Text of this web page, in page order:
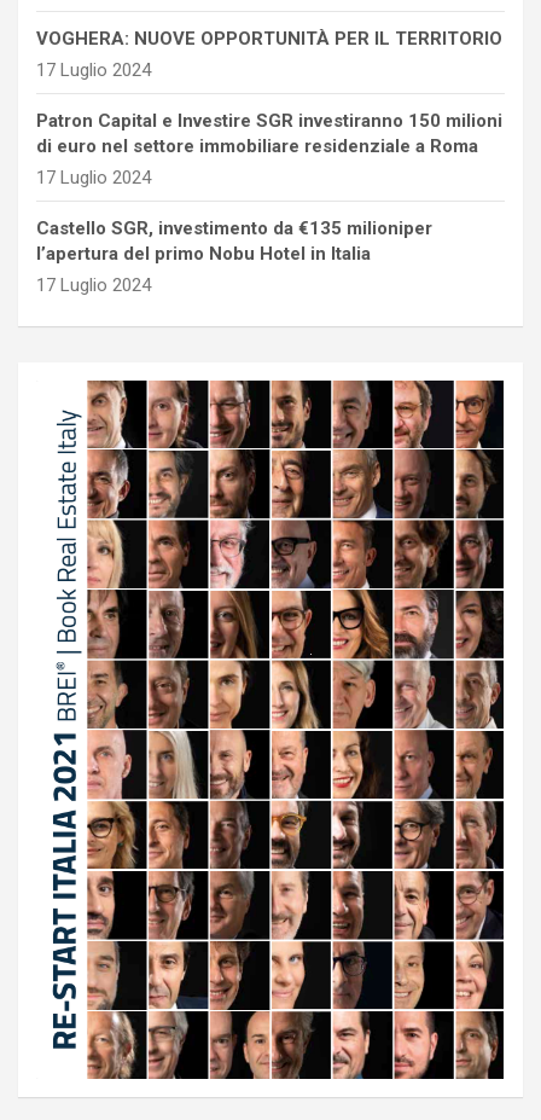
VOGHERA: NUOVE OPPORTUNITÀ PER IL TERRITORIO
17 Luglio 2024
Patron Capital e Investire SGR investiranno 150 milioni
di euro nel settore immobiliare residenziale a Roma
17 Luglio 2024
Castello SGR, investimento da €135 milioniper
l’apertura del primo Nobu Hotel in Italia
17 Luglio 2024